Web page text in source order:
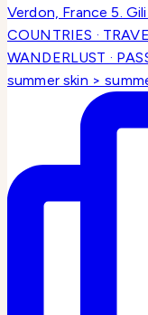
summer skin >